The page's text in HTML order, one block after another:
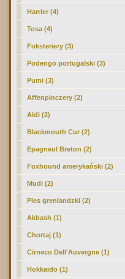
Harrier (4)
Tosa (4)
Foksteriery (3)
Podengo portugalski (3)
Pumi (3)
Affenpinczery (2)
Aidi (2)
Blackmouth Cur (2)
Epagneul Breton (2)
Foxhound amerykański (2)
Mudi (2)
Pies grenlandzki (2)
Akbash (1)
Chortaj (1)
Cirneco Dell'Auvergne (1)
Hokkaido (1)